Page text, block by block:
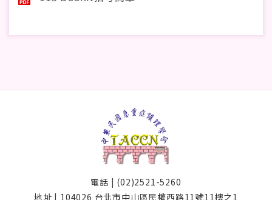
電話 | (02)2521-5260
地址 | 104026 台北市中山區民權西路11號11樓之1